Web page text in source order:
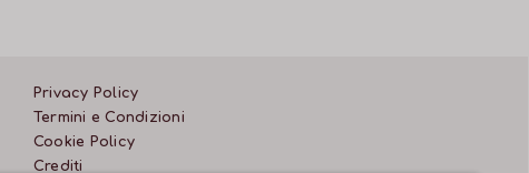
Privacy Policy
Termini e Condizioni
Cookie Policy
Crediti